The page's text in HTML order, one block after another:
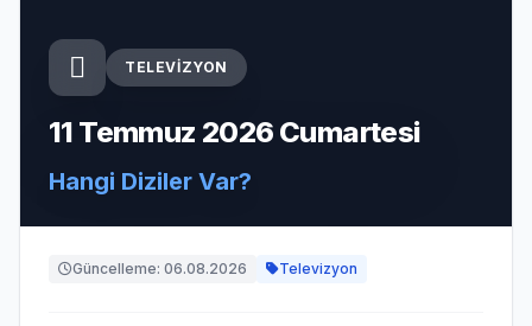
TELEVIZYON
11 Temmuz 2026 Cumartesi
Hangi Diziler Var?
Güncelleme: 06.08.2026 Televizyon